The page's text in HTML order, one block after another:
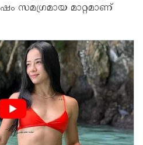
സമഗ്രമായ മാറ്റമാണ്